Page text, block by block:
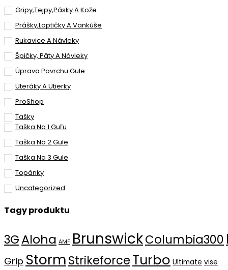
Gripy,Tejpy,pásky A Kože
Prášky,loptičky A Vankúše
Rukavice A Návleky
Špičky, Päty A Návleky
Úprava Povrchu Gule
Uteráky A Utierky
ProShop
Tašky
Taška Na 1 Guľu
Taška Na 2 Gule
Taška Na 3 Gule
Topánky
Uncategorized
Tagy produktu
3GAloha AMF BrunswickColumbia300
Grip StormStrikeforceTurbo Ultimate vise